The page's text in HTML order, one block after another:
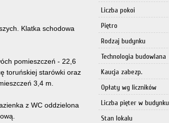
Klatka schodowa
pomieszczeń - 22,6
toruńskiej starówki oraz
3,4 m.
z WC oddzielona
Liczba pokoi
Piętro
Rodzaj budynku
Technologia budowlana
Kaucja zabezp.
Opłaty wg liczników
Liczba pięter w budynku
Stan lokalu